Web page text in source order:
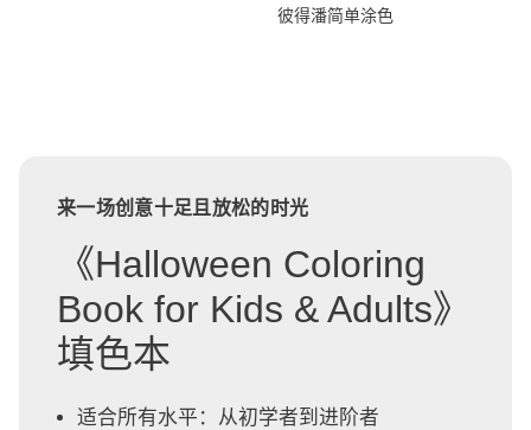
彼得潘简单涂色
来一场创意十足且放松的时光
《Halloween Coloring
Book for Kids & Adults》
填色本
适合所有水平：从初学者到进阶者